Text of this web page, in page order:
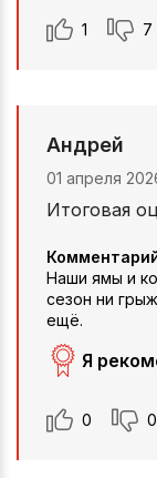
1 7
Андрей
01 апреля
Итоговая
Наши ямы и
сезон ни
ещё.
Я
0 0